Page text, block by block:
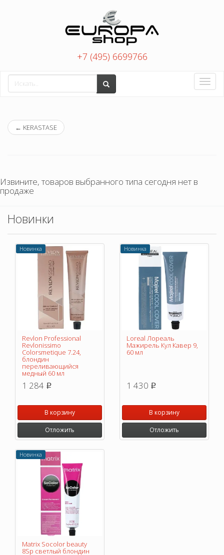
+7 (495) 6699766
Toggle
← KERASTASE
Извините, товаров выбранного типа сегодня нет в
продаже
Новинки
Новинка
Revlon Professional
Revlonissimo
Colorsmetique 7.24,
блондин
переливающийся
медный 60 мл
1 284 p
В корзину
Отложить
Новинка
Loreal Лореаль
Мажирель Кул Кавер 9,
60 мл
1 430 p
В корзину
Отложить
Новинка
Matrix Socolor beauty
8Sp светлый блондин